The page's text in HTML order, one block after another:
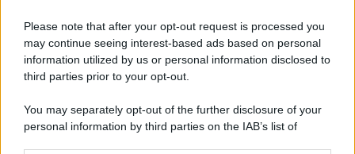
Please note that after your opt-out request is processed you
may continue seeing interest-based ads based on personal
information utilized by us or personal information disclosed to
third parties prior to your opt-out.
You may separately opt-out of the further disclosure of your
personal information by third parties on the IAB’s list of